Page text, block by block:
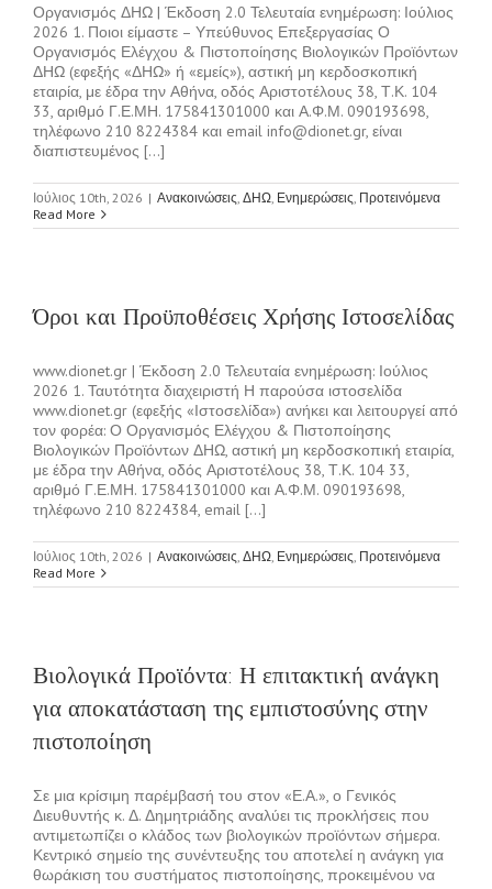
Οργανισμός ΔΗΩ | Έκδοση 2.0 Τελευταία ενημέρωση: Ιούλιος
2026 1. Ποιοι είμαστε – Υπεύθυνος Επεξεργασίας Ο
Οργανισμός Ελέγχου & Πιστοποίησης Βιολογικών Προϊόντων
ΔΗΩ (εφεξής «ΔΗΩ» ή «εμείς»), αστική μη κερδοσκοπική
εταιρία, με έδρα την Αθήνα, οδός Αριστοτέλους 38, Τ.Κ. 104
33, αριθμό Γ.Ε.ΜΗ. 175841301000 και Α.Φ.Μ. 090193698,
τηλέφωνο 210 8224384 και email info@dionet.gr, είναι
διαπιστευμένος [...]
Ιούλιος 10th, 2026 | Ανακοινώσεις ΔΗΩ Ενημερώσεις Προτεινόμενα
Read More
Όροι και Προϋποθέσεις Χρήσης Ιστοσελίδας
www.dionet.gr | Έκδοση 2.0 Τελευταία ενημέρωση: Ιούλιος
2026 1. Ταυτότητα διαχειριστή Η παρούσα ιστοσελίδα
www.dionet.gr (εφεξής «Ιστοσελίδα») ανήκει και λειτουργεί από
τον φορέα: Ο Οργανισμός Ελέγχου & Πιστοποίησης
Βιολογικών Προϊόντων ΔΗΩ, αστική μη κερδοσκοπική εταιρία,
με έδρα την Αθήνα, οδός Αριστοτέλους 38, Τ.Κ. 104 33,
αριθμό Γ.Ε.ΜΗ. 175841301000 και Α.Φ.Μ. 090193698,
τηλέφωνο 210 8224384, email [...]
Ιούλιος 10th, 2026 | Ανακοινώσεις ΔΗΩ Ενημερώσεις Προτεινόμενα
Read More
Βιολογικά Προϊόντα: Η επιτακτική ανάγκη
για αποκατάσταση της εμπιστοσύνης στην
πιστοποίηση
Σε μια κρίσιμη παρέμβασή του στον «Ε.Α.», ο Γενικός
Διευθυντής κ. Δ. Δημητριάδης αναλύει τις προκλήσεις που
αντιμετωπίζει ο κλάδος των βιολογικών προϊόντων σήμερα.
Κεντρικό σημείο της συνέντευξης του αποτελεί η ανάγκη για
θωράκιση του συστήματος πιστοποίησης, προκειμένου να